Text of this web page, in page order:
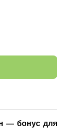
— бонус для